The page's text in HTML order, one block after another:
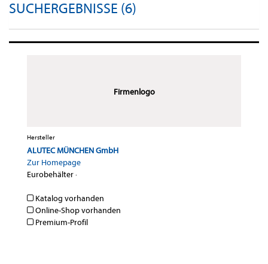
SUCHERGEBNISSE (6)
Firmenlogo
Hersteller
ALUTEC MÜNCHEN GmbH
Zur Homepage
Eurobehälter·
Katalog vorhanden
Online-Shop vorhanden
Premium-Profil